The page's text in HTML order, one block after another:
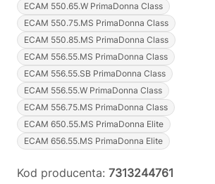
ECAM 550.65.W PrimaDonna Class
ECAM 550.75.MS PrimaDonna Class
ECAM 550.85.MS PrimaDonna Class
ECAM 556.55.MS PrimaDonna Class
ECAM 556.55.SB PrimaDonna Class
ECAM 556.55.W PrimaDonna Class
ECAM 556.75.MS PrimaDonna Class
ECAM 650.55.MS PrimaDonna Elite
ECAM 656.55.MS PrimaDonna Elite
Kod producenta: 7313244761